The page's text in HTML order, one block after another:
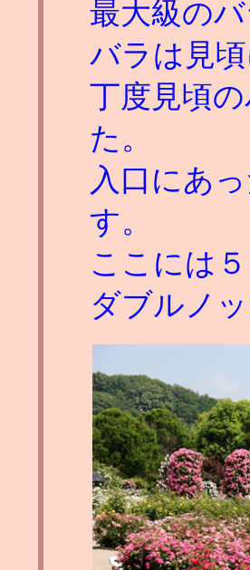
最大級の
バラは見
丁度見頃
た。
入口にあ
す。
ここには
ダブルノ